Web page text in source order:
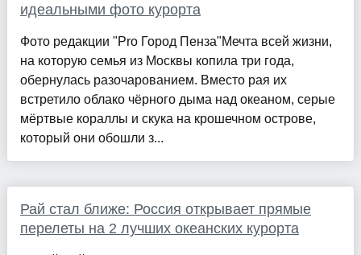
идеальными фото курорта
Фото редакции "Pro Город Пенза"Мечта всей жизни,
на которую семья из Москвы копила три года,
обернулась разочарованием. Вместо рая их
встретило облако чёрного дыма над океаном, серые
мёртвые кораллы и скука на крошечном острове,
который они обошли з...
Рай стал ближе: Россия открывает прямые
перелеты на 2 лучших океанских курорта